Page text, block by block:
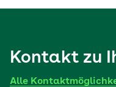
Kontakt zu
Alle